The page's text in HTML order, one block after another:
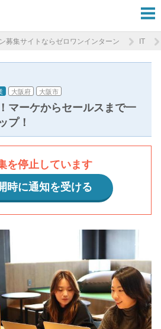
募集サイトならゼロワンインターン IT
大阪府 大阪市
マーケからセールスまで一
プ！
を停止しています
時に通知を受ける